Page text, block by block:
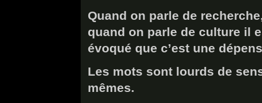
Quand on parle de
quand on parle de culture il
évoqué que c’est une
Les mots sont lourds de
mêmes.